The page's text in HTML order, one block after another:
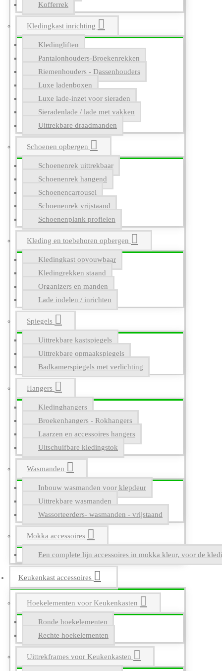
Kofferrek
Kledingkast inrichting
Kledingliften
Pantalonhouders-Broekenrekken
Riemenhouders - Dassenhouders
Luxe ladenboxen
Luxe lade-inzet voor sieraden
Sieradenlade / lade met vakken
Uittrekbare draadmanden
Schoenen opbergen
Schoenenrek uittrekbaar
Schoenenrek hangend
Schoenencarrousel
Schoenenrek vrijstaand
Schoenenplank profielen
Kleding en toebehoren opbergen
Kledingkast opvouwbaar
Kledingrekken staand
Organizers en manden
Lade indelen / inrichten
Spiegels
Uittrekbare kastspiegels
Uittrekbare opmaakspiegels
Badkamerspiegels met verlichting
Hangers
Kledinghangers
Broekenhangers - Rokhangers
Laarzen en accessoires hangers
Uitschuifbare kledingstok
Wasmanden
Inbouw wasmanden voor klepdeur
Uittrekbare wasmanden
Wassorteerders- wasmanden - vrijstaand
Mokka accessoires
Een complete lijn accessoires in mokka kleur, voor de
Keukenkast accessoires
Hoekelementen voor Keukenkasten
Ronde hoekelementen
Rechte hoekelementen
Uittrekframes voor Keukenkasten